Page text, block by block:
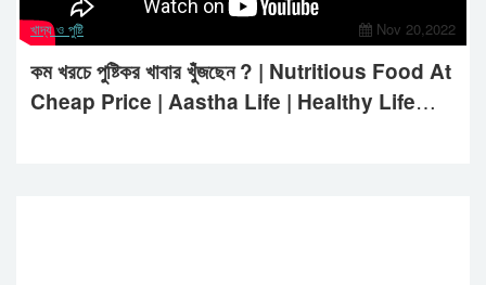
খাদ্য ও পুষ্টি Nov 20,2022
কম খরচে পুষ্টিকর খাবার খুঁজছেন ? | Nutritious Food At
Cheap Price | Aastha Life | Healthy Life